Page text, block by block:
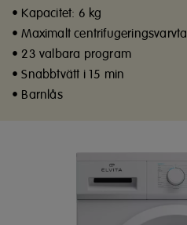
• Kapacitet: 6 kg
• Maximalt
• 23 valbara program
• Snabbtvätt i 15 min
• Barnlås